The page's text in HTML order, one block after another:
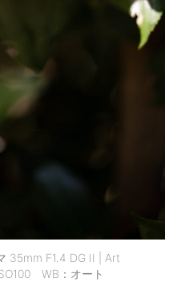
35mm F1.4 DG II | Art
WB：オート